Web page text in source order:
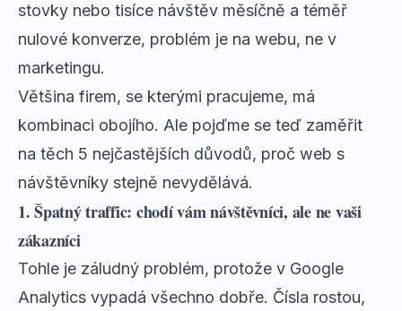
stovky nebo tisíce návštěv měsíčně a téměř
nulové konverze, problém je na webu, ne v
marketingu.
Většina firem, se kterými pracujeme, má
kombinaci obojího. Ale pojďme se teď zaměřit
na těch 5 nejčastějších důvodů, proč web s
návštěvníky stejně nevydělává.
1. Špatný traffic: chodí vám návštěvníci, ale ne vaši
zákazníci
Tohle je záludný problém, protože v Google
Analytics vypadá všechno dobře. Čísla rostou,